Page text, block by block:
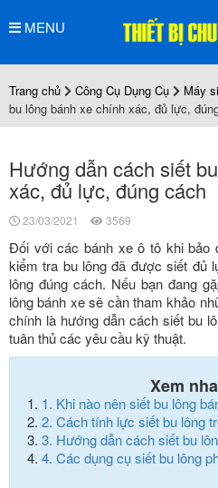
MENU
Trang chủ Công Cụ Dụng Cụ Máy
bu lông bánh xe chính xác, đủ lực,
Hướng dẫn cách siết
xác, đủ lực, đúng cách
23/03/2021 3569
Đối với các bánh xe ô tô khi bảo
kiểm tra bu lông đã được siết đủ
lông đúng cách. Nếu bạn đang
lông bánh xe sẽ cần tham khảo
chính là hướng dẫn cách siết bu
tuân thủ các yêu cầu kỹ thuật.
Xem
1. Khi nào nên siết bu lông
2. Cách tính lực siết bu lông
3. Hướng dẫn cách siết bu
4. Các dụng cụ siết bu lông